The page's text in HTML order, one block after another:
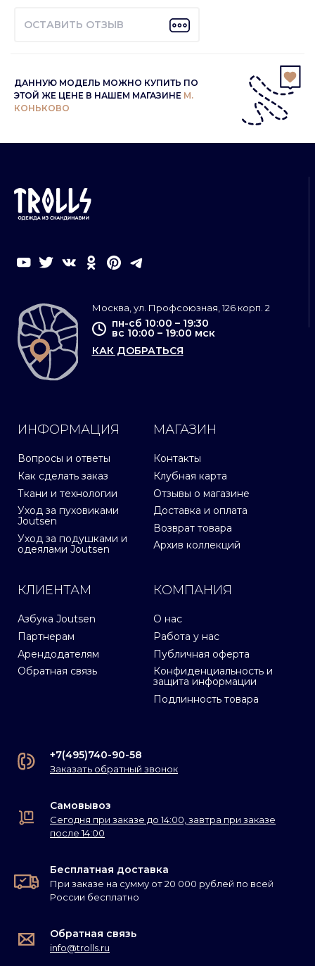
ОСТАВИТЬ ОТЗЫВ
ДАННУЮ МОДЕЛЬ МОЖНО КУПИТЬ ПО
ЭТОЙ ЖЕ ЦЕНЕ В НАШЕМ МАГАЗИНЕ М.
КОНЬКОВО
ИНФОРМАЦИЯ
Вопросы и ответы
Как сделать заказ
Ткани и технологии
Уход за пуховиками
Joutsen
Уход за подушками и
одеялами Joutsen
МАГАЗИН
Контакты
Клубная карта
Отзывы о магазине
Доставка и оплата
Возврат товара
Архив коллекций
КЛИЕНТАМ
Азбука Joutsen
Партнерам
Арендодателям
Обратная связь
КОМПАНИЯ
О нас
Работа у нас
Публичная оферта
Конфиденциальность и
защита информации
Подлинность товара
Москва, ул. Профсоюзная, 126 корп. 2
пн-сб 10:00 – 19:30
вс 10:00 – 19:00 мск
КАК ДОБРАТЬСЯ
+7(495)740-90-58
Заказать обратный звонок
Самовывоз
Сегодня при заказе до 14:00, завтра при заказе
после 14:00
Бесплатная доставка
При заказе на сумму от 20 000 рублей по всей
России бесплатно
Обратная связь
info@trolls.ru